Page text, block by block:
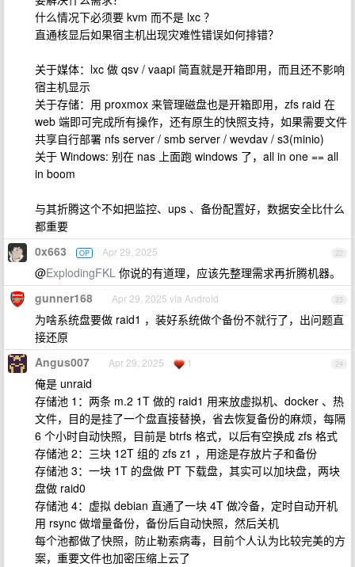
什么情况下必须要 kvm 而不是 lxc ？
直通核显后如果宿主机出现灾难性错误如何排错？
关于媒体：lxc 做 qsv / vaapi 简直就是开箱即用，而且还不影响
宿主机显示
关于存储：用 proxmox 来管理磁盘也是开箱即用，zfs raid 在
web 端即可完成所有操作，还有原生的快照支持，如果需要文件
共享自行部署 nfs server / smb server / wevdav / s3(minio)
关于 Windows: 别在 nas 上面跑 windows 了，all in one == all
in boom
与其折腾这个不如把监控、ups 、备份配置好，数据安全比什么
都重要
22
0x663 OP Apr 29, 2025
@ExplodingFKL 你说的有道理，应该先整理需求再折腾机器。
23
gunner168 Apr 29, 2025 via Android
为啥系统盘要做 raid1 ，装好系统做个备份不就行了，出问题直
接还原
24
Angus007 Apr 29, 2025 1
俺是 unraid
存储池 1：两条 m.2 1T 做的 raid1 用来放虚拟机、docker 、热
文件，目的是挂了一个盘直接替换，省去恢复备份的麻烦，每隔
6 个小时自动快照，目前是 btrfs 格式，以后有空换成 zfs 格式
存储池 2：三块 12T 组的 zfs z1 ，用途是存放片子和备份
存储池 3：一块 1T 的盘做 PT 下载盘，其实可以加块盘，两块
盘做 raid0
存储池 4：虚拟 debian 直通了一块 4T 做冷备，定时自动开机
用 rsync 做增量备份，备份后自动快照，然后关机
每个池都做了快照，防止勒索病毒，目前个人认为比较完美的方
案，重要文件也加密压缩上云了